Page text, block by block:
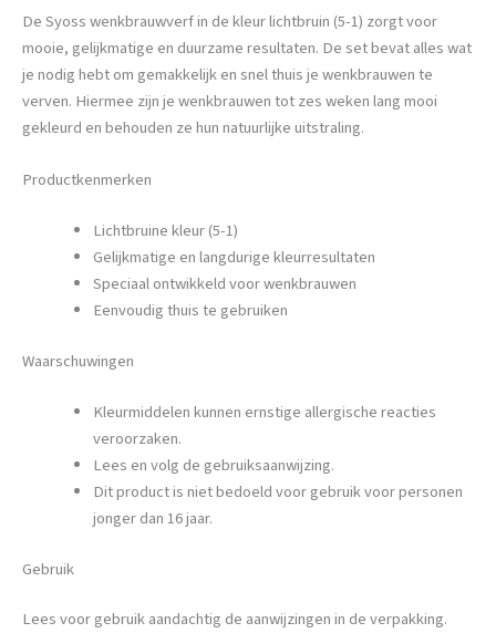
De Syoss wenkbrauwverf in de kleur lichtbruin (5-1) zorgt voor
mooie, gelijkmatige en duurzame resultaten. De set bevat alles wat
je nodig hebt om gemakkelijk en snel thuis je wenkbrauwen te
verven. Hiermee zijn je wenkbrauwen tot zes weken lang mooi
gekleurd en behouden ze hun natuurlijke uitstraling.
Productkenmerken
Lichtbruine kleur (5-1)
Gelijkmatige en langdurige kleurresultaten
Speciaal ontwikkeld voor wenkbrauwen
Eenvoudig thuis te gebruiken
Waarschuwingen
Kleurmiddelen kunnen ernstige allergische reacties
veroorzaken.
Lees en volg de gebruiksaanwijzing.
Dit product is niet bedoeld voor gebruik voor personen
jonger dan 16 jaar.
Gebruik
Lees voor gebruik aandachtig de aanwijzingen in de verpakking.